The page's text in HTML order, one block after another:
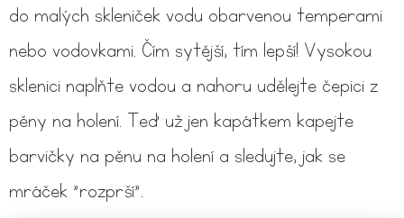
do malých skleniček vodu obarvenou temperami
nebo vodovkami. Čím sytější, tím lepší! Vysokou
sklenici naplňte vodou a nahoru udělejte čepici z
pěny na holení. Teď už jen kapátkem kapejte
barvičky na pěnu na holení a sledujte, jak se
mráček "rozprší".